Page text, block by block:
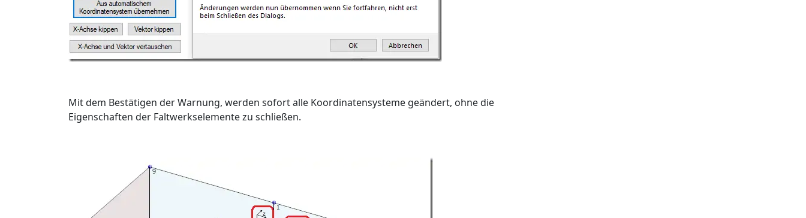
Mit dem Bestätigen der Warnung, werden sofort alle Koordinatensysteme geändert, ohne die
Eigenschaften der Faltwerkselemente zu schließen.